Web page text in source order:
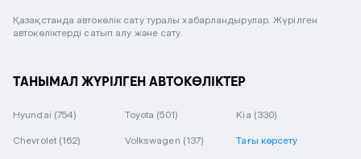
Қазақстанда автокөлік сату туралы хабарландырулар. Жүрілген
автокөліктерді сатып алу және сату.
ТАНЫМАЛ ЖҮРІЛГЕН АВТОКӨЛІКТЕР
Hyundai (754) Toyota (501) Kia (330)
Chevrolet (162) Volkswagen (137) Тағы көрсету